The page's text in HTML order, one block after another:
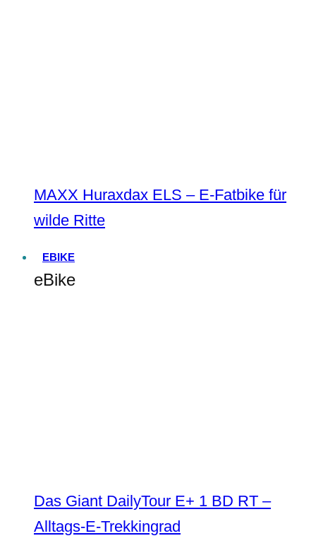
MAXX Huraxdax ELS – E-Fatbike für
wilde Ritte
EBIKE
eBike
Das Giant DailyTour E+ 1 BD RT –
Alltags-E-Trekkingrad